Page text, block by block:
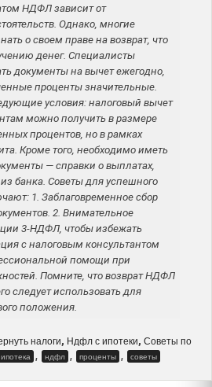
НДФЛ зависит от
Однако, многие
о своем праве на возврат, что
денег. Специалисты
документы на вычет ежегодно,
проценты значительные.
условия: налоговый вычет
можно получить в размере
процентов, но в рамках
Кроме того, необходимо иметь
— справки о выплатах,
банка. Советы для успешного
1. Заблаговременное сбор
2. Внимательное
3-НДФЛ, чтобы избежать
с налоговым консультантом
помощи при
Помните, что возврат НДФЛ
следует использовать для
положения.
налоги, Ндфл с ипотеки, Советы по
ипотека , ндфл , проценты , советы